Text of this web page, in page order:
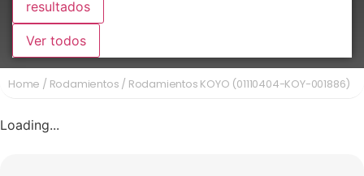
resultados
Ver todos
Home / Rodamientos / Rodamientos KOYO (01110404-KOY-001886)
Loading...